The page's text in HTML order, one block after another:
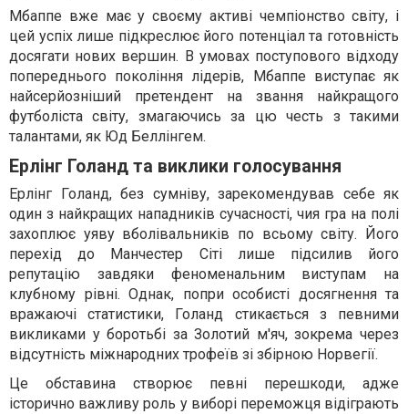
Мбаппе вже має у своєму активі чемпіонство світу, і
цей успіх лише підкреслює його потенціал та готовність
досягати нових вершин. В умовах поступового відходу
попереднього покоління лідерів, Мбаппе виступає як
найсерйозніший претендент на звання найкращого
футболіста світу, змагаючись за цю честь з такими
талантами, як Юд Беллінгем.
Ерлінг Голанд та виклики голосування
Ерлінг Голанд, без сумніву, зарекомендував себе як
один з найкращих нападників сучасності, чия гра на полі
захоплює уяву вболівальників по всьому світу. Його
перехід до Манчестер Сіті лише підсилив його
репутацію завдяки феноменальним виступам на
клубному рівні. Однак, попри особисті досягнення та
вражаючі статистики, Голанд стикається з певними
викликами у боротьбі за Золотий м'яч, зокрема через
відсутність міжнародних трофеїв зі збірною Норвегії.
Це обставина створює певні перешкоди, адже
історично важливу роль у виборі переможця відіграють